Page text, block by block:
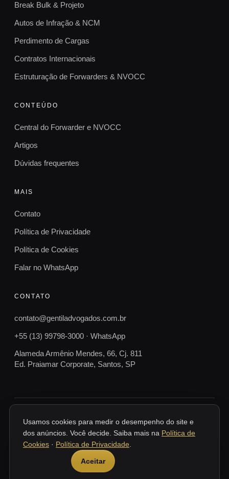
Break Bulk & Projeto
Autos de Infração & NCM
Perdimento de Cargas
Contratos Internacionais
Estruturação de Forwarders & NVOCC
CONTEÚDO
Central do Forwarder e NVOCC
Artigos
Dúvidas frequentes
MAIS
Contato
Política de Privacidade
Política de Cookies
Falar no WhatsApp
CONTATO
contato@gentiladvogados.com.br
+55 (13) 99798-3000 · WhatsApp
Alameda Armênio Mendes, 66, Cj. 811
Ed. Praiamar Corporate, Santos, SP
SANTOS · SP · BRASIL
Conteúdo informativo, não constitui consulta nem orientação jurídica
individualizada. Cada caso depende da análise dos documentos e das
circunstâncias concretas. O atendimento se dá mediante contratação.
Gentil Advogados — Santos/SP.
Usamos cookies para medir o desempenho do site e
dos anúncios. Você decide. Saiba mais na Política de
Cookies · Política de Privacidade
Aceitar